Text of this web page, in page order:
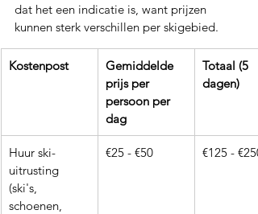
dat het een indicatie is, want prijzen
kunnen sterk verschillen per skigebied.
Kostenpost
Gemiddelde
prijs per
persoon per
dag
Totaal (5
dagen)
Huur ski-
uitrusting
(ski's,
schoenen,
€25 - €50 €125 - €250